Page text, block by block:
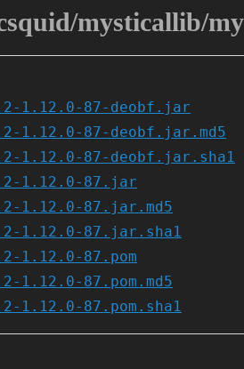
mysticallib/
1.12.0-87-deobf.jar
1.12.0-87-deobf.jar.md5
1.12.0-87-deobf.jar.sha1
1.12.0-87.jar
1.12.0-87.jar.md5
1.12.0-87.jar.sha1
1.12.0-87.pom
87.pom.md5
1.12.0-87.pom.sha1